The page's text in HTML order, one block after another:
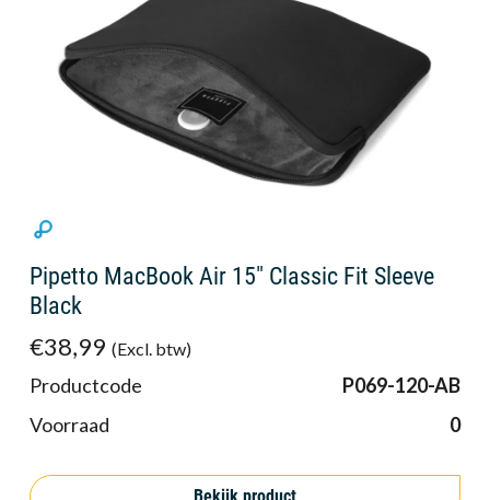
Pipetto MacBook Air 15" Classic Fit Sleeve
Black
€38,99 (Excl. btw)
Productcode
P069-120-AB
Voorraad
0